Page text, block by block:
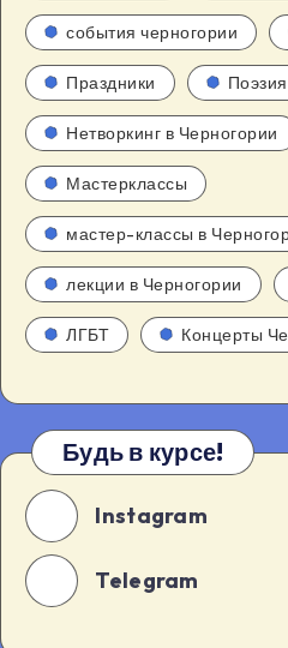
события черногории
Праздники Поэзия
Нетворкинг в Черногории
Мастерклассы
мастер-классы в
лекции в Черногории
ЛГБТ Концерты
Будь в курсе!
Instagram
Telegram